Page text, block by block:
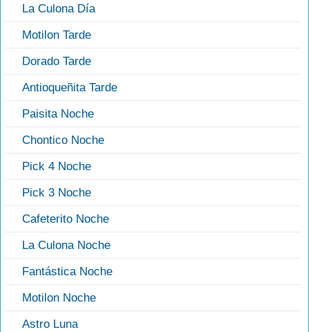
La Culona Día
Motilon Tarde
Dorado Tarde
Antioqueñita Tarde
Paisita Noche
Chontico Noche
Pick 4 Noche
Pick 3 Noche
Cafeterito Noche
La Culona Noche
Fantástica Noche
Motilon Noche
Astro Luna